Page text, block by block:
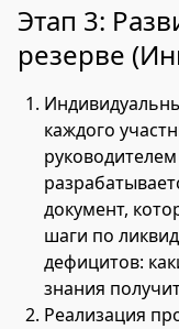
Этап 3:
резерве
каждого
документ,
шаги по
дефицитов:
знания
Реализация